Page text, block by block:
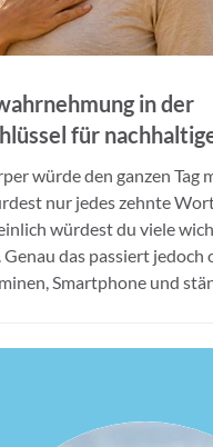
in der
für
würde den ganzen Tag
nur jedes zehnte
würdest du viele
das passiert jedoch
Smartphone und
bedeutet deshalb